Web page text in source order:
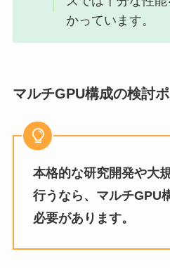
かっています。
マルチGPU構成の検討
本格的な研究開発や大
行うなら、マルチGPU
必要があります。